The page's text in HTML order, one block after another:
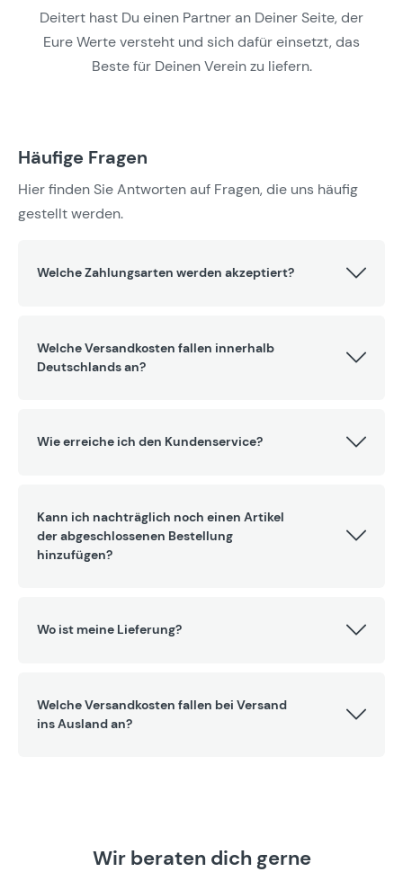
Deitert hast Du einen Partner an Deiner Seite, der
Eure Werte versteht und sich dafür einsetzt, das
Beste für Deinen Verein zu liefern.
Häufige Fragen
Hier finden Sie Antworten auf Fragen, die uns häufig
gestellt werden.
Welche Zahlungsarten werden akzeptiert?
Welche Versandkosten fallen innerhalb
Deutschlands an?
Wie erreiche ich den Kundenservice?
Kann ich nachträglich noch einen Artikel
der abgeschlossenen Bestellung
hinzufügen?
Wo ist meine Lieferung?
Welche Versandkosten fallen bei Versand
ins Ausland an?
Wir beraten dich gerne